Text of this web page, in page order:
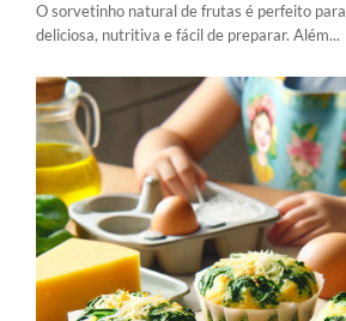
O sorvetinho natural de frutas é perfeito
deliciosa, nutritiva e fácil de preparar. Além...